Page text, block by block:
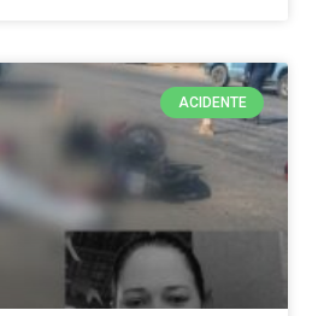
ACIDENTE